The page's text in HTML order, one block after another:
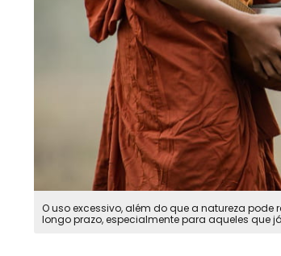
O uso excessivo, além do que a natureza
longo prazo, especialmente para aqueles que